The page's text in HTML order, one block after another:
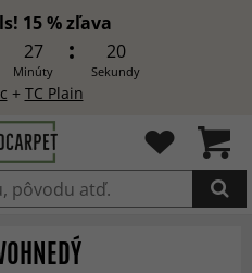
15 % zľava
27
Minúty
18
Sekundy
+ TC Plain
do košíka